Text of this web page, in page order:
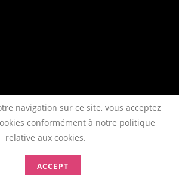
Copyright 2026 - AFTAA
navigation sur ce site, vous acceptez
conformément à notre politique
relative aux cookies.
ACCEPT